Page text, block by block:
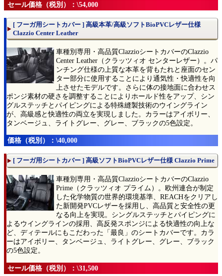
セール価格（税別）：\54,000
[ フーガ用シートカバー ] 高級本革/高級ソフトBioPVCレザー仕様
Clazzio Center Leather
車種別専用・高品質ClazzioシートカバーのClazzio
Center Leather（クラッツィオ センターレザー）。パ
ンチング仕様の上質な本革を背もたれと座面のセン
ター部分に使用することにより通気性・快適性を向
上させたモデルです。さらに体の接地面に合わせス
ポンジ素材の硬さを調整することによりホールド性をアップ、シン
グルステッチとパイピングによる特殊縫製技術のウイングライン
が、高級感と快適性の両立を実現しました。カラーはアイボリー、
タンベージュ、ライトグレー、グレー、ブラックの5色設定。
価格（税別）：\40,000
[ フーガ用シートカバー ] 高級ソフトBioPVCレザー仕様 Clazzio Prime
車種別専用・高品質ClazzioシートカバーのClazzio
Prime（クラッツィオ プライム）。欧州連合が制定
した化学物質の世界的環境基準、REACHをクリアし
た新開発PVCレザーを採用し、高品質と安全性の更
なる向上を実現。シングルステッチとパイピングに
よるウイングラインの採用、高反発スポンジによる快適性の向上な
ど、ディテールにもこだわった「最良」のシートカバーです。カラ
ーはアイボリー、タンベージュ、ライトグレー、グレー、ブラック
の5色設定。
セール価格（税別）：\31,500